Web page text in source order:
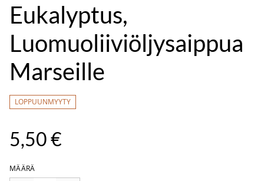
Eukalyptus,
Luomuoliiviöljysaippua
Marseille
LOPPUUNMYYTY
5,50 €
MÄÄRÄ